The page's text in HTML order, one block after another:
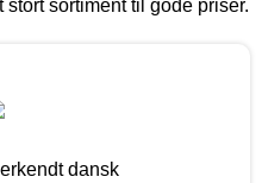
stort sortiment til gode priser.
dansk